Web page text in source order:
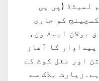
لمیٹڈ (پی پی
کو جاری
بولان ایسٹ ون،
کا آغاز
اور مغل کوٹ کے
بلاک سے